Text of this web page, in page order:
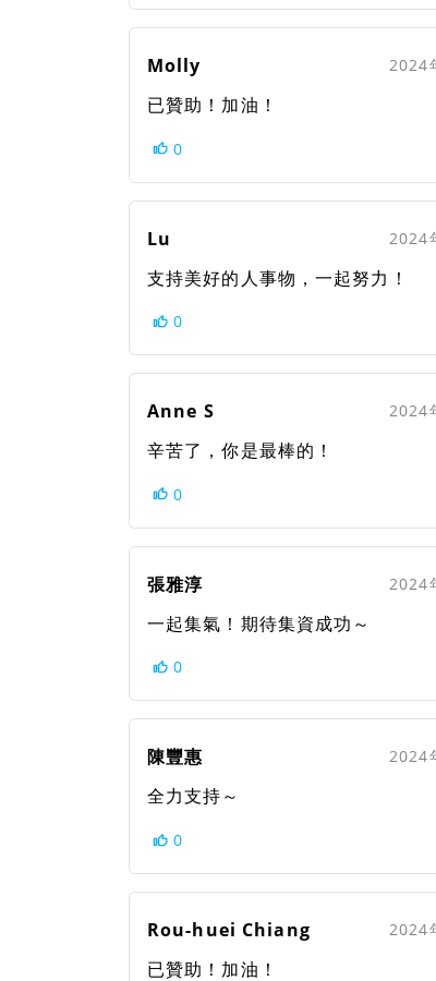
Molly 2024
已贊助！加油！
0
Lu 2024
支持美好的人事物，一起努力！
0
Anne S 2024
辛苦了，你是最棒的！
0
張雅淳 2024
一起集氣！期待集資成功～
0
陳豐惠 2024
全力支持～
0
Rou-huei Chiang 2024
已贊助！加油！